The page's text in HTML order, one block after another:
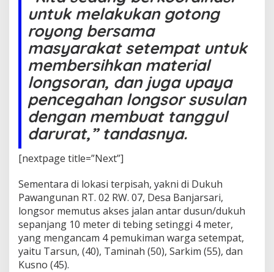
j
a
d
i
d
i
D
u
a
D
e
s
a
untuk melakukan gotong
royong bersama
masyarakat setempat untuk
membersihkan material
longsoran, dan juga upaya
pencegahan longsor susulan
dengan membuat tanggul
darurat,” tandasnya.
[nextpage title=”Next”]
Sementara di lokasi terpisah, yakni di Dukuh
Pawangunan RT. 02 RW. 07, Desa Banjarsari,
longsor memutus akses jalan antar dusun/dukuh
sepanjang 10 meter di tebing setinggi 4 meter,
yang mengancam 4 pemukiman warga setempat,
yaitu Tarsun, (40), Taminah (50), Sarkim (55), dan
Kusno (45).